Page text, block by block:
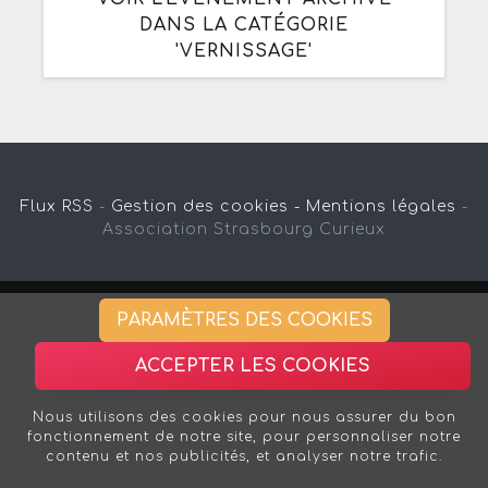
DANS LA CATÉGORIE
'VERNISSAGE'
Flux RSS - Gestion des cookies - Mentions légales -
Association Strasbourg Curieux
PARAMÈTRES DES COOKIES
ACCEPTER LES COOKIES
Nous utilisons des cookies pour nous assurer du bon
fonctionnement de notre site, pour personnaliser notre
contenu et nos publicités, et analyser notre trafic.